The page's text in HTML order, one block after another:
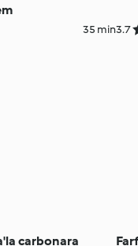
35 min3.7
carbonara